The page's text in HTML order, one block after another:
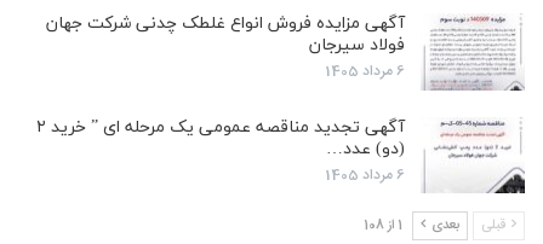
آگهی مزایده فروش انواع غلطک چدنی شرکت جهان
فولاد سیرجان
6 مرداد 1405
آگهی تجدید مناقصه عمومی یک مرحله ای ” خرید ۲
(دو) عدد…
6 مرداد 1405
قبلی بعدی 1 از 108